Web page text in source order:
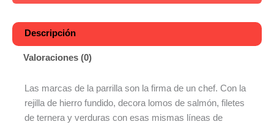
Descripción
Valoraciones (0)
Las marcas de la parrilla son la firma de un chef. Con la
rejilla de hierro fundido, decora lomos de salmón, filetes
de ternera y verduras con esas mismas líneas de